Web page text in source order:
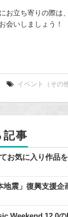
お立ち寄りの際は
会いしましょう！
イベント（その
記事
お気に入り作品
地震」復興支援